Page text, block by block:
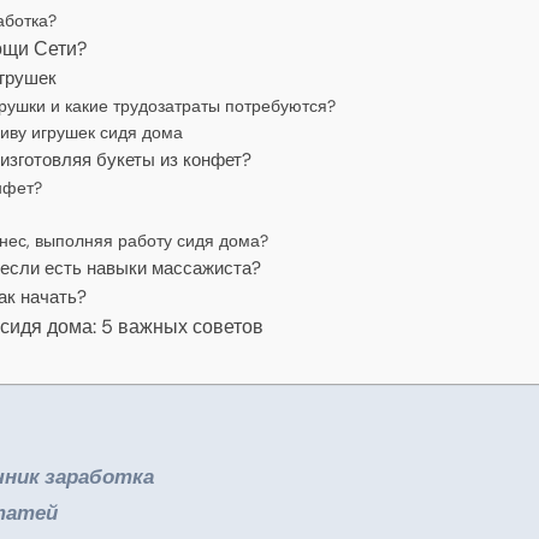
Сети?
и какие трудозатраты потребуются?
игрушек сидя дома
букеты из конфет?
выполняя работу сидя дома?
есть навыки массажиста?
начать?
дома: 5 важных советов
заработка